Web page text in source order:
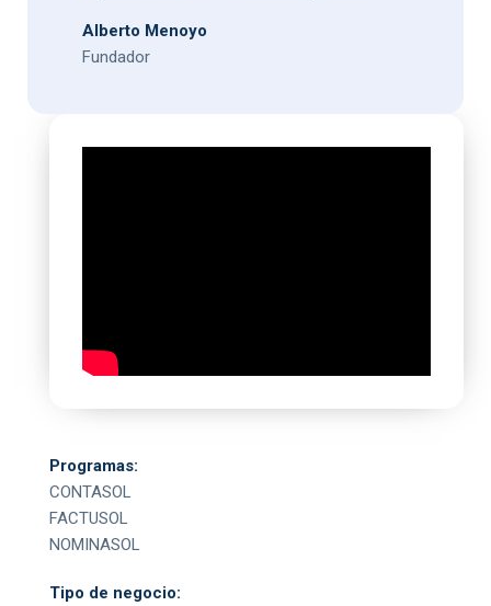
Alberto Menoyo
Fundador
Programas:
CONTASOL
FACTUSOL
NOMINASOL
Tipo de negocio: